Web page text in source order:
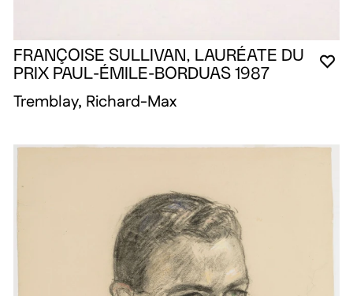
FRANÇOISE SULLIVAN, LAURÉATE DU
PRIX PAUL-ÉMILE-BORDUAS 1987
Tremblay, Richard-Max